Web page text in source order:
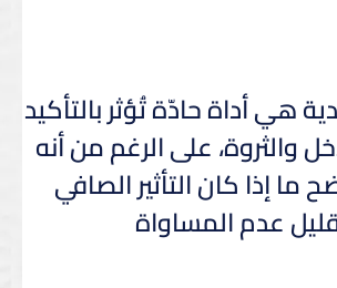
هي أداة حادّة تُؤثر بالتأكيد
والثروة، على الرغم من أنه
إذا كان التأثير الصافي
عدم المساواة